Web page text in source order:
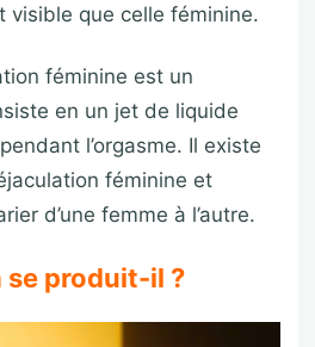
visible que celle féminine.
féminine est un
en un jet de liquide
l’orgasme. Il existe
féminine et
d’une femme à l’autre.
se produit-il ?